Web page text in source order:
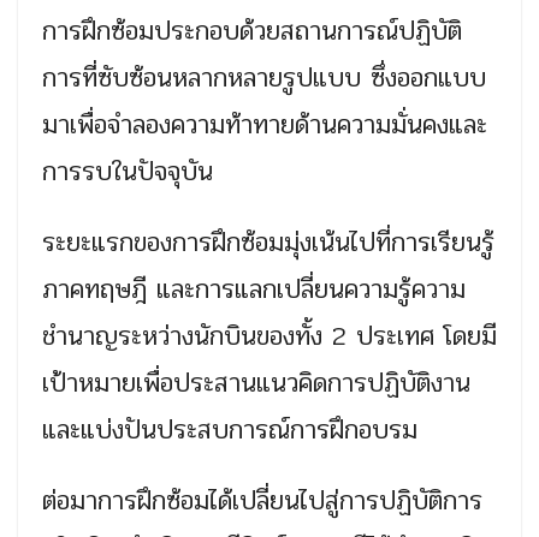
การฝึกซ้อมประกอบด้วยสถานการณ์ปฏิบัติ
การที่ซับซ้อนหลากหลายรูปแบบ ซึ่งออกแบบ
มาเพื่อจำลองความท้าทายด้านความมั่นคงและ
การรบในปัจจุบัน
ระยะแรกของการฝึกซ้อมมุ่งเน้นไปที่การเรียนรู้
ภาคทฤษฎี และการแลกเปลี่ยนความรู้ความ
ชำนาญระหว่างนักบินของทั้ง 2 ประเทศ โดยมี
เป้าหมายเพื่อประสานแนวคิดการปฏิบัติงาน
และแบ่งปันประสบการณ์การฝึกอบรม
ต่อมาการฝึกซ้อมได้เปลี่ยนไปสู่การปฏิบัติการ